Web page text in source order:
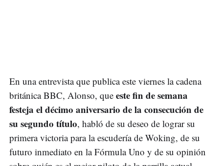
En una entrevista que publica este viernes la cadena
británica BBC, Alonso, que este fin de semana
festeja el décimo aniversario de la consecución de
su segundo título, habló de su deseo de lograr su
primera victoria para la escudería de Woking, de su
futuro inmediato en la Fórmula Uno y de su opinión